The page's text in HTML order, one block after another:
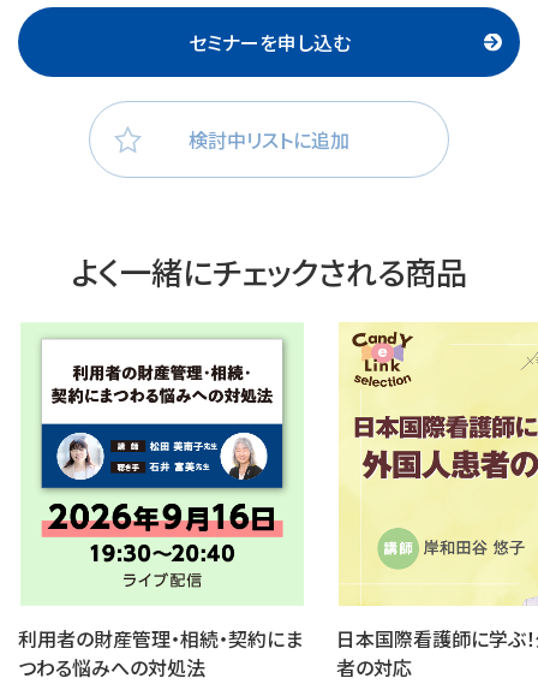
セミナーを申し込む
検討中リストに追加
よく一緒にチェックされる商品
利用者の財産管理・相続・契約にま
つわる悩みへの対処法
日本国際看護師に学ぶ
者の対応